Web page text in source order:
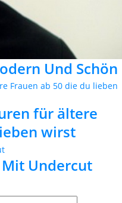
Und Schön
für ältere
wirst
Undercut